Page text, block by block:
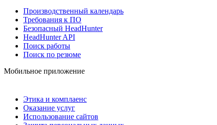
Производственный календарь
Требования к ПО
Безопасный HeadHunter
HeadHunter API
Поиск работы
Поиск по резюме
Мобильное приложение
Этика и комплаенс
Оказание услуг
Использование сайтов